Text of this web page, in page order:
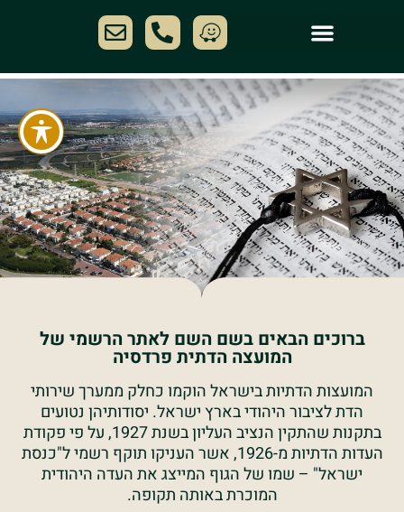
ברוכים הבאים בשם השם לאתר הרשמי של
המועצה הדתית פרדסיה
המועצות הדתיות בישראל הוקמו כחלק ממערך שירותי
הדת לציבור היהודי בארץ ישראל. יסודותיהן נטועים
בתקנות שהתקין הנציב העליון בשנת 1927, על פי פקודת
העדות הדתיות מ-1926, אשר העניקו תוקף רשמי ל"כנסת
ישראל" – שמו של הגוף המייצג את העדה היהודית
המוכרת באותה תקופה.